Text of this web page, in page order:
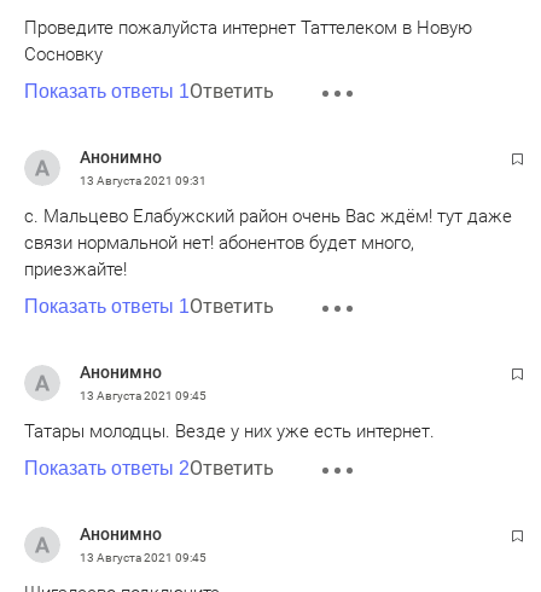
Проведите пожалуйста интернет Таттелеком в Новую
Сосновку
Показать ответы 1Ответить
Анонимно
13 Августа 2021 09:31
с. Мальцево Елабужский район очень Вас ждём! тут даже
связи нормальной нет! абонентов будет много,
приезжайте!
Показать ответы 1Ответить
Анонимно
13 Августа 2021 09:45
Татары молодцы. Везде у них уже есть интернет.
Показать ответы 2Ответить
Анонимно
13 Августа 2021 09:45